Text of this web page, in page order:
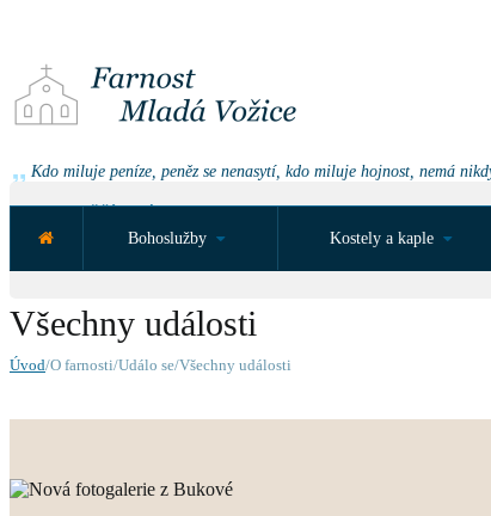
Kdo miluje peníze, peněz se nenasytí, kdo miluje hojnost, nemá
Bohoslužby
Kostely a kaple
Všechny události
Úvod/O farnosti/Událo se/Všechny události